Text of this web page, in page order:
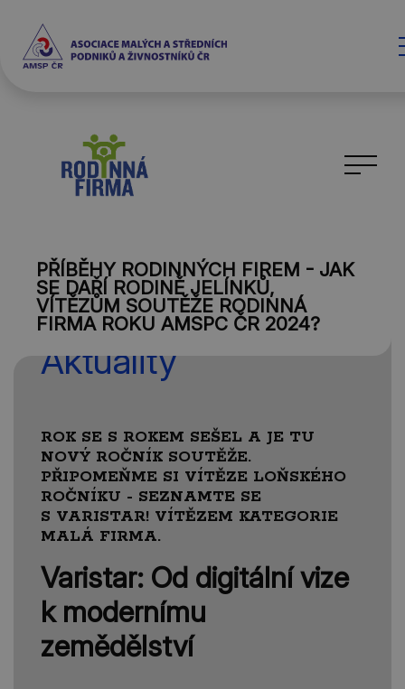
PŘÍBĚHY RODINNÝCH FIREM - JAK
SE DAŘÍ RODINĚ JELÍNKŮ,
VÍTĚZŮM SOUTĚŽE RODINNÁ
FIRMA ROKU AMSPC ČR 2024?
Aktuality
ROK SE S ROKEM SEŠEL A JE TU
NOVÝ ROČNÍK SOUTĚŽE.
PŘIPOMEŇME SI VÍTĚZE LOŇSKÉHO
ROČNÍKU - SEZNAMTE SE
S VARISTAR! VÍTĚZEM KATEGORIE
MALÁ FIRMA.
Varistar: Od digitální vize
k modernímu
zemědělství